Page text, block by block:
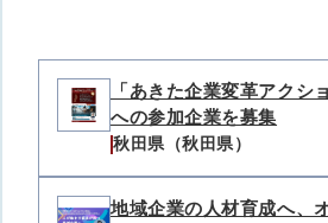
「あきた企業変革アクシ
への参加企業を募集
秋田県（秋田県）
地域企業の人材育成へ、